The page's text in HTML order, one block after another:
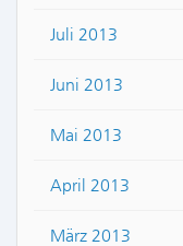
Juli 2013
Juni 2013
Mai 2013
April 2013
März 2013